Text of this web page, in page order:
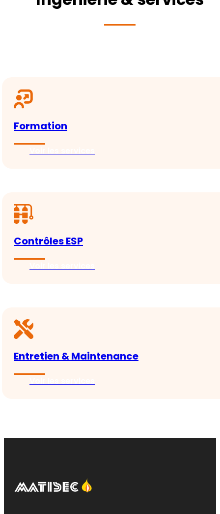
Formation
Contrôles ESP
Entretien & Maintenance